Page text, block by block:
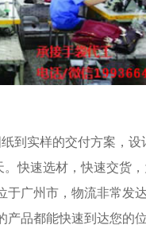
到实样的交付方案，设
快速选材，快速交货
于广州市，物流非常发
产品都能快速到达您的